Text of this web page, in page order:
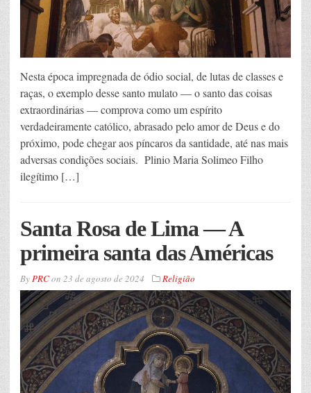
Nesta época impregnada de ódio social, de lutas de classes e
raças, o exemplo desse santo mulato — o santo das coisas
extraordinárias — comprova como um espírito
verdadeiramente católico, abrasado pelo amor de Deus e do
próximo, pode chegar aos píncaros da santidade, até nas mais
adversas condições sociais. Plinio Maria Solimeo Filho
ilegítimo […]
Santa Rosa de Lima — A
primeira santa das Américas
ByPRCon 23 de agosto de 2024 Religião